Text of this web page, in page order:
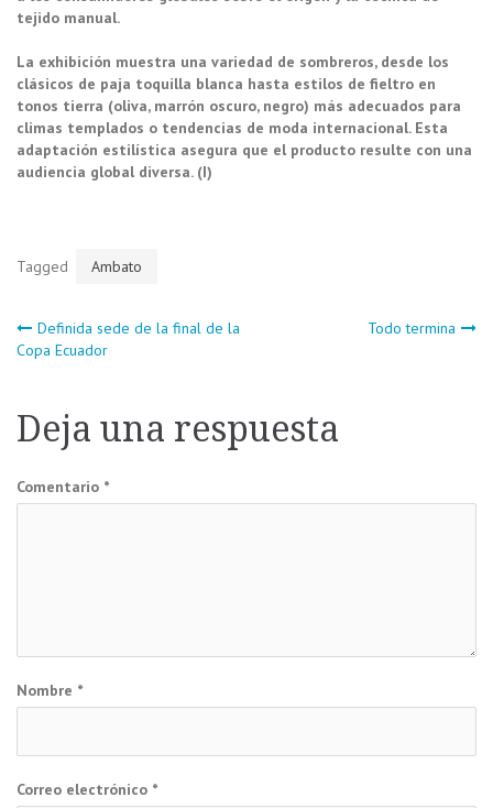
tejido manual.
La exhibición muestra una variedad de sombreros, desde los
clásicos de paja toquilla blanca hasta estilos de fieltro en
tonos tierra (oliva, marrón oscuro, negro) más adecuados para
climas templados o tendencias de moda internacional. Esta
adaptación estilística asegura que el producto resulte con una
audiencia global diversa. (I)
Tagged Ambato
Navegación
entradas
Definida sede de la final de la
Copa Ecuador
Todo termina
Deja una respuesta
Comentario *
Nombre *
Correo electrónico *